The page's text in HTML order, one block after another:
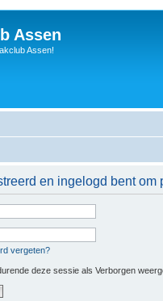
Assen
Assen!
en ingelogd bent om
vergeten?
deze sessie als Verborgen